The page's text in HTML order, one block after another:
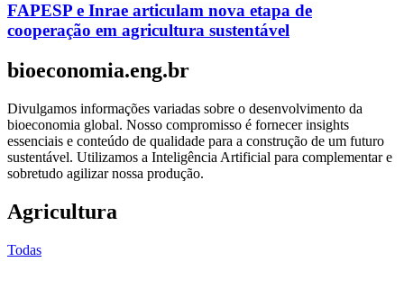
FAPESP e Inrae articulam nova etapa de
cooperação em agricultura sustentável
bioeconomia.eng.br
Divulgamos informações variadas sobre o desenvolvimento da
bioeconomia global. Nosso compromisso é fornecer insights
essenciais e conteúdo de qualidade para a construção de um futuro
sustentável. Utilizamos a Inteligência Artificial para complementar e
sobretudo agilizar nossa produção.
Agricultura
Todas